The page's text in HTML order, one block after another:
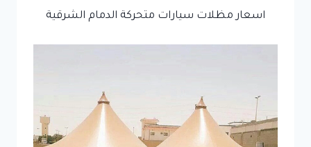
اسعار مظلات سيارات متحركة الدمام الشرقية